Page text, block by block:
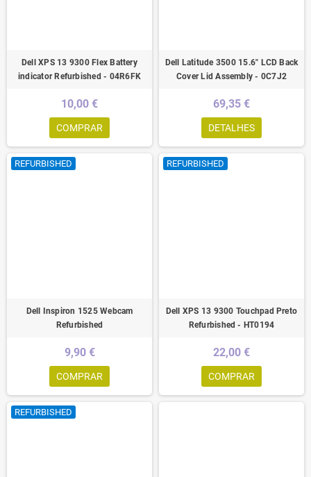
Dell XPS 13 9300 Flex Battery
indicator Refurbished - 04R6FK
10,00 €
COMPRAR
Dell Latitude 3500 15.6" LCD Back
Cover Lid Assembly - 0C7J2
69,35 €
DETALHES
REFURBISHED
Dell Inspiron 1525 Webcam
Refurbished
9,90 €
COMPRAR
REFURBISHED
Dell XPS 13 9300 Touchpad Preto
Refurbished - HT0194
22,00 €
COMPRAR
REFURBISHED